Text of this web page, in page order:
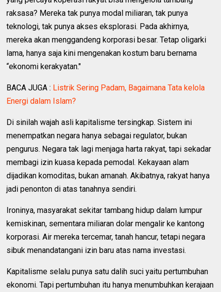
raksasa? Mereka tak punya modal miliaran, tak punya
teknologi, tak punya akses eksplorasi. Pada akhirnya,
mereka akan menggandeng korporasi besar. Tetap oligarki
lama, hanya saja kini mengenakan kostum baru bernama
“ekonomi kerakyatan."
BACA JUGA : Listrik Sering Padam, Bagaimana Tata kelola
Energi dalam Islam?
Di sinilah wajah asli kapitalisme tersingkap. Sistem ini
menempatkan negara hanya sebagai regulator, bukan
pengurus. Negara tak lagi menjaga harta rakyat, tapi sekadar
membagi izin kuasa kepada pemodal. Kekayaan alam
dijadikan komoditas, bukan amanah. Akibatnya, rakyat hanya
jadi penonton di atas tanahnya sendiri.
Ironinya, masyarakat sekitar tambang hidup dalam lumpur
kemiskinan, sementara miliaran dolar mengalir ke kantong
korporasi. Air mereka tercemar, tanah hancur, tetapi negara
sibuk menandatangani izin baru atas nama investasi.
Kapitalisme selalu punya satu dalih suci yaitu pertumbuhan
ekonomi. Tapi pertumbuhan itu hanya menumbuhkan kerajaan